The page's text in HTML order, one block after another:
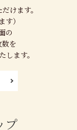
けます。
す）
の
数を
します。
プ